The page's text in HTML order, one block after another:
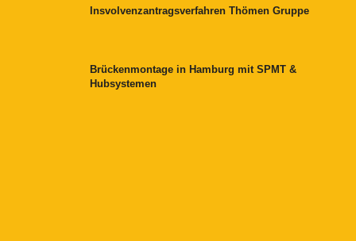
Insvolvenzantragsverfahren Thömen Gruppe
Brückenmontage in Hamburg mit SPMT &
Hubsystemen